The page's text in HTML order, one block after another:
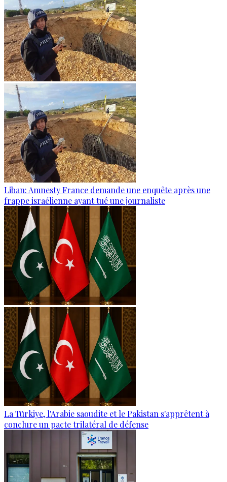
Liban: Amnesty France demande une enquête après une
frappe israélienne ayant tué une journaliste
La Türkiye, l'Arabie saoudite et le Pakistan s'apprêtent à
conclure un pacte trilatéral de défense